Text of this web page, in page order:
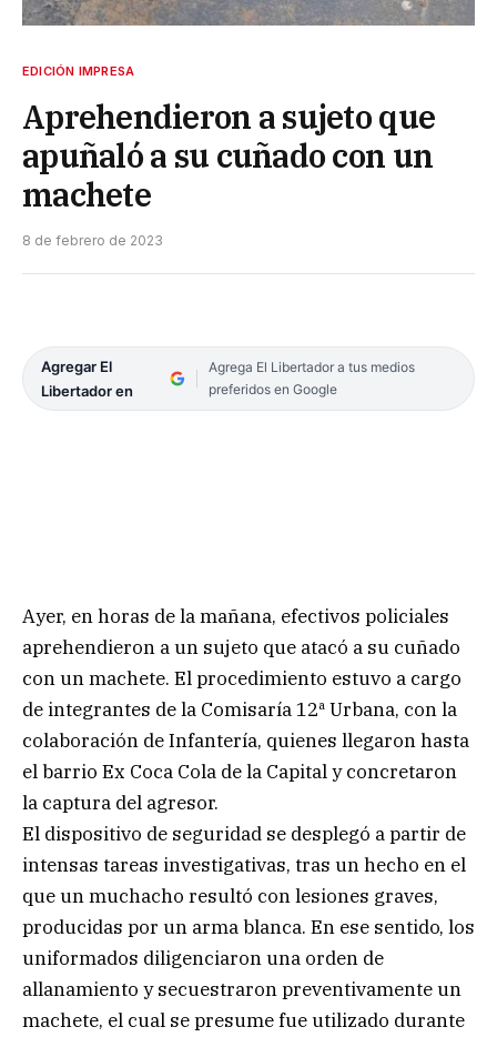
EDICIÓN IMPRESA
Aprehendieron a sujeto que
apuñaló a su cuñado con un
machete
8 de febrero de 2023
Agregar El
Libertador en
Agrega El Libertador a tus medios
preferidos en Google
Ayer, en horas de la mañana, efectivos policiales
aprehendieron a un sujeto que atacó a su cuñado
con un machete. El procedimiento estuvo a cargo
de integrantes de la Comisaría 12ª Urbana, con la
colaboración de Infantería, quienes llegaron hasta
el barrio Ex Coca Cola de la Capital y concretaron
la captura del agresor.
El dispositivo de seguridad se desplegó a partir de
intensas tareas investigativas, tras un hecho en el
que un muchacho resultó con lesiones graves,
producidas por un arma blanca. En ese sentido, los
uniformados diligenciaron una orden de
allanamiento y secuestraron preventivamente un
machete, el cual se presume fue utilizado durante